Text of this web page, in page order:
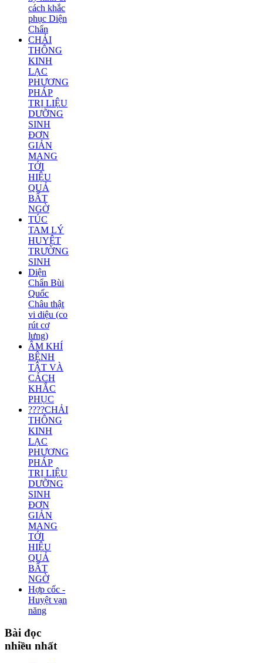
cách khắc
phục Diện
Chẩn
CHẢI
THÔNG
KINH
LẠC
PHƯƠNG
PHÁP
TRỊ LIỆU
DƯỠNG
SINH
ĐƠN
GIẢN
MANG
TỚI
HIỆU
QUẢ
BẤT
NGỜ
TÚC
TAM LÝ
HUYỆT
TRƯỜNG
SINH
Diện
Chẩn Bùi
Quốc
Châu thật
vi diệu (co
rút cơ
lưng)
ÂM KHÍ
BỆNH
TẬT VÀ
CÁCH
KHẮC
PHỤC
????CHẢI
THÔNG
KINH
LẠC
PHƯƠNG
PHÁP
TRỊ LIỆU
DƯỠNG
SINH
ĐƠN
GIẢN
MANG
TỚI
HIỆU
QUẢ
BẤT
NGỜ
Hợp cốc -
Huyệt vạn
năng
Bài đọc
nhiều nhất